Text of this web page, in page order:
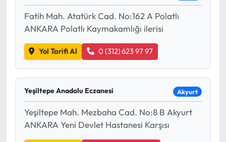
Fatih Mah. Atatürk Cad. No:162 A Polatlı
ANKARA Polatlı Kaymakamlığı ilerisi
Yol Tarifi Al 0 (312) 623 97 97
Yeşiltepe Anadolu Eczanesi Akyurt
Yeşiltepe Mah. Mezbaha Cad. No:8 B Akyurt
ANKARA Yeni Devlet Hastanesi Karşısı